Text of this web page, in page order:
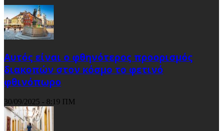
Αυτός είναι ο φθηνότερος προορισμός
διακοπών στον κόσμο το φετινό
φθινόπωρο
30/09/2025 - 8:19 ΠΜ